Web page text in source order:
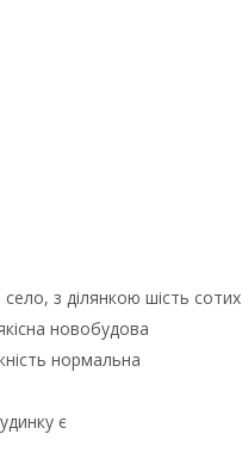
з ділянкою шість сотих
новобудова
нормальна
є